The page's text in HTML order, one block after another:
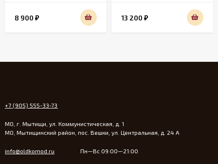
8 900 ₽ 13 200 ₽
+7 (905) 555-33-73
МО, г. Мытищи, ул. Коммунистическая, д. 1
МО, Мытищинский район, пос. Вешки, ул. Центральная, д. 24 А
info@oldkomod.ru Пн—Вс 09:00—21:00